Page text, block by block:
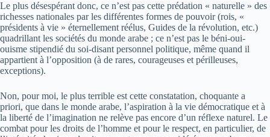
Le plus désespérant donc, ce n’est pas cette prédation « naturelle » des
richesses nationales par les différentes formes de pouvoir (rois, «
présidents à vie » éternellement réélus, Guides de la révolution, etc.)
quadrillant les sociétés du monde arabe ; ce n’est pas le béni-oui-
ouisme stipendié du soi-disant personnel politique, même quand il
appartient à l’opposition (à de rares, courageuses et périlleuses,
exceptions).
Non, pour moi, le plus terrible est cette constatation, choquante a
priori, que dans le monde arabe, l’aspiration à la vie démocratique et à
la liberté de l’imagination ne relève pas encore d’un réflexe naturel. Le
combat pour les droits de l’homme et pour le respect, en particulier, de